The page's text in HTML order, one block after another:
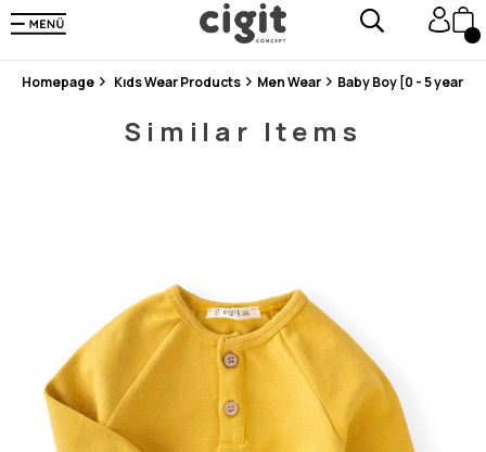
En Uygun Fiyat Garantisi !
300₺ ve Üzeri Alışverişlerde Kargo Ücretsiz !
Homepage Kıds Wear Products Men Wear Baby Boy [0 - 5 years]
Similar Items